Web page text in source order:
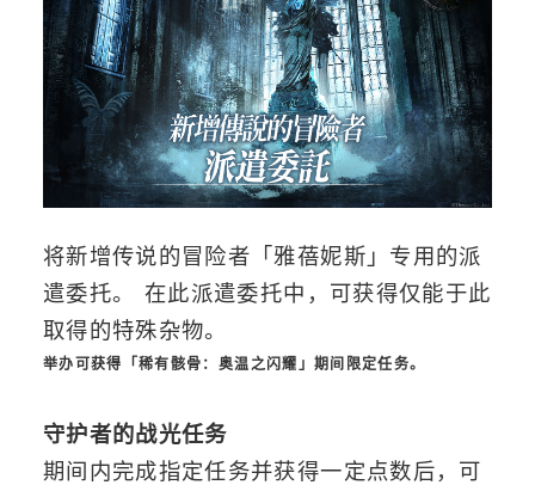
将新增传说的冒险者「雅蓓妮斯」专用的派
遣委托。 在此派遣委托中，可获得仅能于此
取得的特殊杂物。
举办可获得「稀有骸骨：奥温之闪耀」期间限定任务。
守护者的战光任务
期间内完成指定任务并获得一定点数后，可